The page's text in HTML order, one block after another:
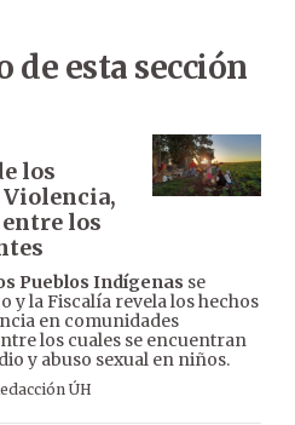
de esta sección
los
los
Pueblos Indígenas se
y la Fiscalía revela los hechos
en comunidades
los cuales se encuentran
y abuso sexual en niños.
ÚH